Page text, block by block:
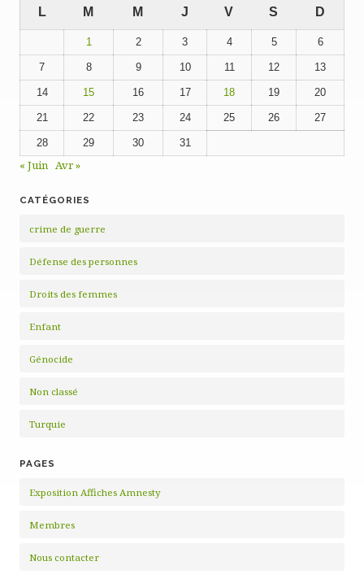
L M M J V S D
1 2 3 4 5 6
7 8 9 10 11 12 13
14 15 16 17 18 19 20
21 22 23 24 25 26 27
28 29 30 31
« Juin Avr »
CATÉGORIES
crime de guerre
Défense des personnes
Droits des femmes
Enfant
Génocide
Non classé
Turquie
PAGES
Exposition Affiches Amnesty
Membres
Nous contacter